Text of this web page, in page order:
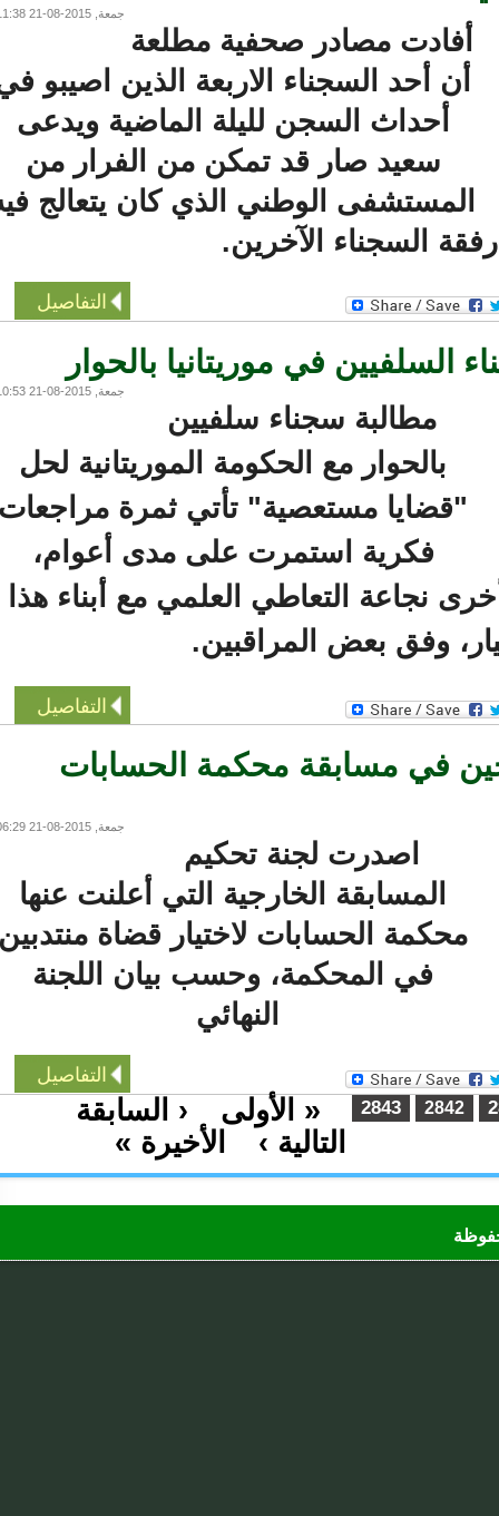
جمعة, 2015-08-21 11:38
أفادت مصادر صحفية مطلعة
أن أحد السجناء الاربعة الذين اصيبو في
أحداث السجن لليلة الماضية ويدعى
سعيد صار قد تمكن من الفرار من
المستشفى الوطني الذي كان يتعالج فيه
السجناء الآخرين.
التفاصيل
في موريتانيا بالحوار
جمعة, 2015-08-21 10:53
مطالبة سجناء سلفيين
بالحوار مع الحكومة الموريتانية لحل
"قضايا مستعصية" تأتي ثمرة مراجعات
فكرية استمرت على مدى أعوام،
التعاطي العلمي مع أبناء هذا
وفق بعض المراقبين.
التفاصيل
في مسابقة محكمة الحسابات
جمعة, 2015-08-21 06:29
اصدرت لجنة تحكيم
المسابقة الخارجية التي أعلنت عنها
محكمة الحسابات لاختيار قضاة منتدبين
في المحكمة، وحسب بيان اللجنة
النهائي
التفاصيل
« الأولى ‹ السابقة 2842
2843
التالية › الأخيرة »